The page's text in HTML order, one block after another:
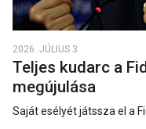
2026. JÚLIUS 3.
Teljes kudarc a
megújulása
Saját esélyét játssza el a